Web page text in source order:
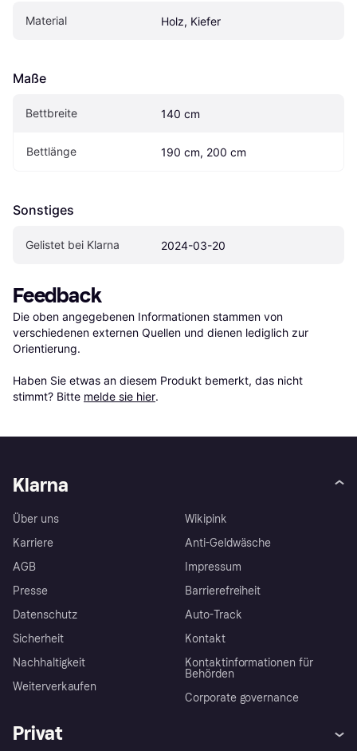
Material Holz, Kiefer
Maße
Bettbreite 140 cm
Bettlänge 190 cm, 200 cm
Sonstiges
Gelistet bei Klarna 2024-03-20
Feedback
Die oben angegebenen Informationen stammen von
verschiedenen externen Quellen und dienen lediglich zur
Orientierung.
Haben Sie etwas an diesem Produkt bemerkt, das nicht
stimmt? Bitte melde sie hier.
Klarna
Über uns
Karriere
AGB
Presse
Datenschutz
Sicherheit
Nachhaltigkeit
Weiterverkaufen
Wikipink
Anti-Geldwäsche
Impressum
Barrierefreiheit
Auto-Track
Kontakt
Kontaktinformationen für
Behörden
Corporate governance
Privat